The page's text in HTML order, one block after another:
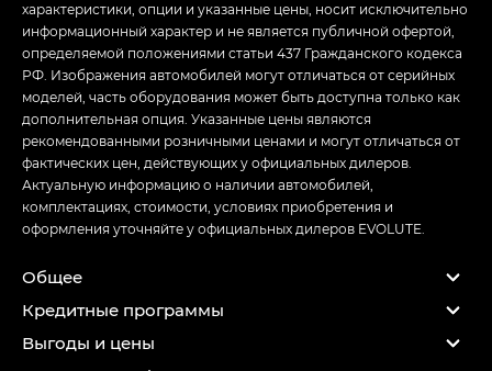
характеристики, опции и указанные цены, носит исключительно
информационный характер и не является публичной офертой,
определяемой положениями статьи 437 Гражданского кодекса
РФ. Изображения автомобилей могут отличаться от серийных
моделей, часть оборудования может быть доступна только как
дополнительная опция. Указанные цены являются
рекомендованными розничными ценами и могут отличаться от
фактических цен, действующих у официальных дилеров.
Актуальную информацию о наличии автомобилей,
комплектациях, стоимости, условиях приобретения и
оформления уточняйте у официальных дилеров EVOLUTE.
Общее
Кредитные программы
Выгоды и цены